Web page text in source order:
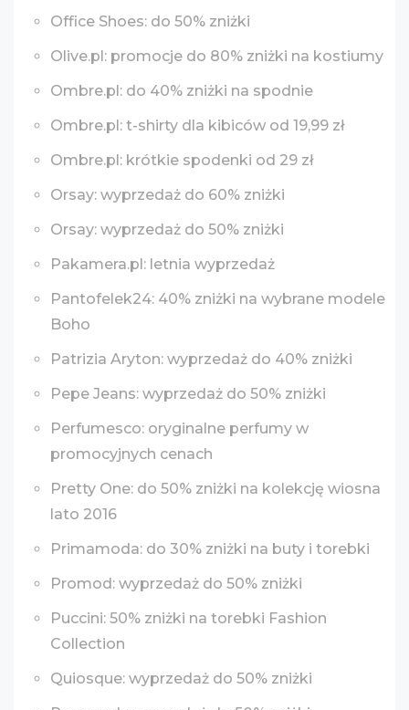
Office Shoes: do 50% zniżki
Olive.pl: promocje do 80% zniżki na kostiumy
Ombre.pl: do 40% zniżki na spodnie
Ombre.pl: t-shirty dla kibiców od 19,99 zł
Ombre.pl: krótkie spodenki od 29 zł
Orsay: wyprzedaż do 60% zniżki
Orsay: wyprzedaż do 50% zniżki
Pakamera.pl: letnia wyprzedaż
Pantofelek24: 40% zniżki na wybrane modele
Boho
Patrizia Aryton: wyprzedaż do 40% zniżki
Pepe Jeans: wyprzedaż do 50% zniżki
Perfumesco: oryginalne perfumy w
promocyjnych cenach
Pretty One: do 50% zniżki na kolekcję wiosna
lato 2016
Primamoda: do 30% zniżki na buty i torebki
Promod: wyprzedaż do 50% zniżki
Puccini: 50% zniżki na torebki Fashion
Collection
Quiosque: wyprzedaż do 50% zniżki